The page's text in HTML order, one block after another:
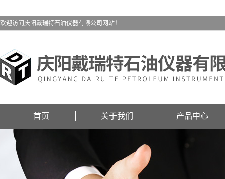
欢迎访问庆阳戴瑞特石油仪器有限公司网站！
首页 关于我们 产品中心